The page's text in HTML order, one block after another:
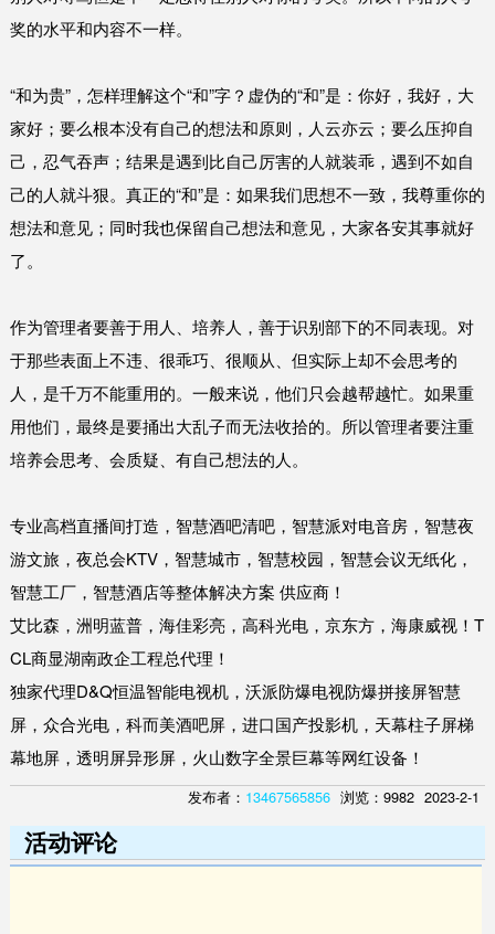
奖的水平和内容不一样。
“和为贵”，怎样理解这个“和”字？虚伪的“和”是：你好，我好，大
家好；要么根本没有自己的想法和原则，人云亦云；要么压抑自
己，忍气吞声；结果是遇到比自己厉害的人就装乖，遇到不如自
己的人就斗狠。真正的“和”是：如果我们思想不一致，我尊重你的
想法和意见；同时我也保留自己想法和意见，大家各安其事就好
了。
作为管理者要善于用人、培养人，善于识别部下的不同表现。对
于那些表面上不违、很乖巧、很顺从、但实际上却不会思考的
人，是千万不能重用的。一般来说，他们只会越帮越忙。如果重
用他们，最终是要捅出大乱子而无法收拾的。所以管理者要注重
培养会思考、会质疑、有自己想法的人。
专业高档直播间打造，智慧酒吧清吧，智慧派对电音房，智慧夜
游文旅，夜总会KTV，智慧城市，智慧校园，智慧会议无纸化，
智慧工厂，智慧酒店等整体解决方案 供应商！
艾比森，洲明蓝普，海佳彩亮，高科光电，京东方，海康威视！T
CL商显湖南政企工程总代理！
独家代理D&Q恒温智能电视机，沃派防爆电视防爆拼接屏智慧
屏，众合光电，科而美酒吧屏，进口国产投影机，天幕柱子屏梯
幕地屏，透明屏异形屏，火山数字全景巨幕等网红设备！
发布者： 13467565856 浏览：9982 2023-2-1
活动评论